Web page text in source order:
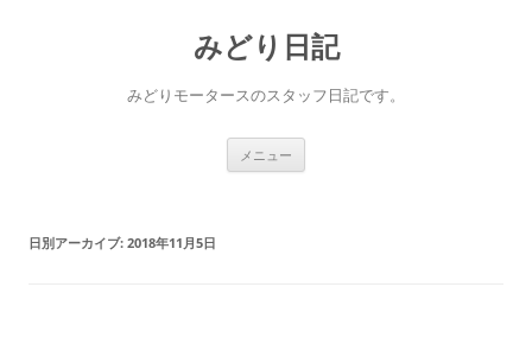
みどり日記
みどりモータースのスタッフ日記です。
メニュー
日別アーカイブ: 2018年11月5日